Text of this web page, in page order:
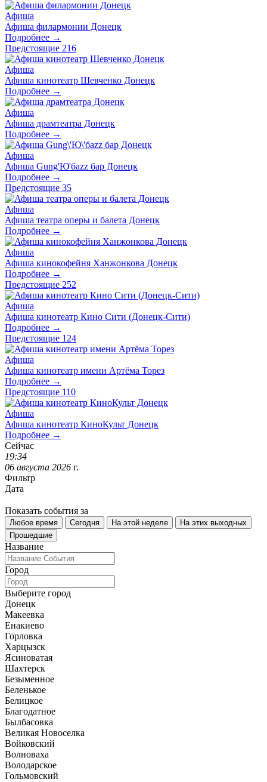
Афиша
Афиша филармонии Донецк
Подробнее →
Предстоящие 216
Афиша
Афиша кинотеатр Шевченко Донецк
Подробнее →
Афиша
Афиша драмтеатра Донецк
Подробнее →
Афиша
Афиша Gung'Ю'баzz бар Донецк
Подробнее →
Предстоящие 35
Афиша
Афиша театра оперы и балета Донецк
Подробнее →
Афиша
Афиша кинокофейня Ханжонкова Донецк
Подробнее →
Предстоящие 252
Афиша
Афиша кинотеатр Кино Сити (Донецк-Сити)
Подробнее →
Предстоящие 124
Афиша
Афиша кинотеатр имени Артёма Торез
Подробнее →
Предстоящие 110
Афиша
Афиша кинотеатр КиноКульт Донецк
Подробнее →
Сейчас
19:34
06 августа 2026 г.
Фильтр
Дата
Показать события за
Любое время Сегодня На этой неделе
На этих выходных
Прошедшие
Название
Город
Выберите город
Донецк
Макеевка
Енакиево
Горловка
Харцызск
Ясиноватая
Шахтерск
Безыменное
Беленькое
Белицкое
Благодатное
Былбасовка
Великая Новоселка
Войковский
Волноваха
Володарское
Гольмовский